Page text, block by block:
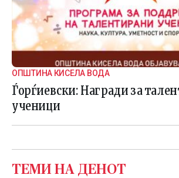
ОПШТИНА КИСЕЛА ВОДА
Ѓорѓиевски: Награди за
ученици
ТЕМИ НА ДЕНОТ